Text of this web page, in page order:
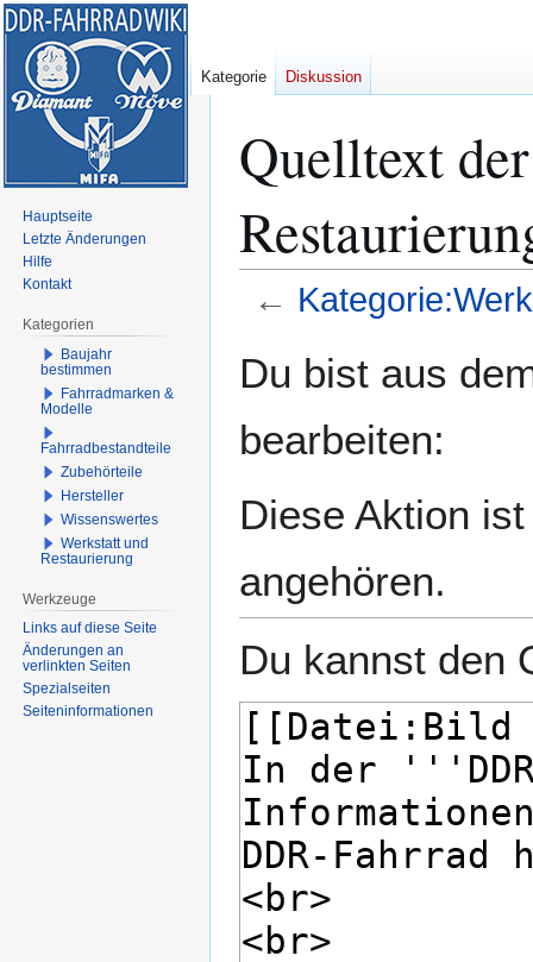
Quelltext
←
Navigation
Suche
Du bist aus
bearbeiten:
Diese Aktion
angehören.
Du kannst den
Kategorie Diskussion
Hauptseite
Letzte Änderungen
Hilfe
Kontakt
Kategorien
Baujahr
bestimmen
Fahrradmarken &
Modelle
Fahrradbestandteile
Zubehörteile
Hersteller
Wissenswertes
Werkstatt und
Restaurierung
Werkzeuge
Links auf diese Seite
Änderungen an
verlinkten Seiten
Spezialseiten
Seiten­­informationen